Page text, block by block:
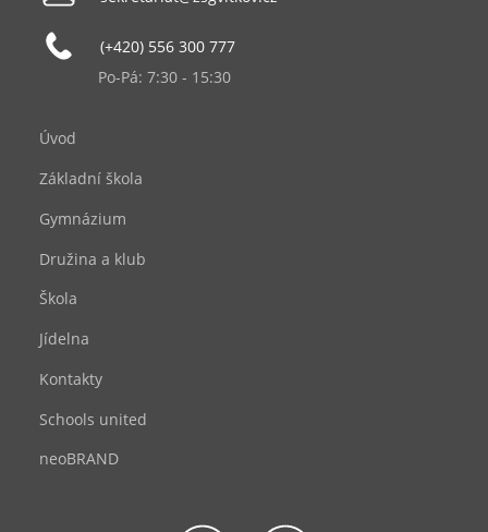
(+420) 556 300 777
Po-Pá: 7:30 - 15:30
Úvod
Základní škola
Gymnázium
Družina a klub
Škola
Jídelna
Kontakty
Schools united
neoBRAND